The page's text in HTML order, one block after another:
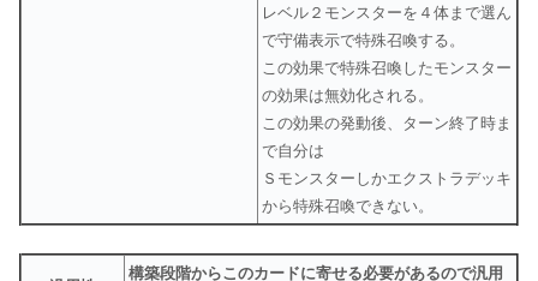
レベル２モンスターを４体まで選ん
で守備表示で特殊召喚する。
この効果で特殊召喚したモンスター
の効果は無効化される。
この効果の発動後、ターン終了時ま
で自分は
Ｓモンスターしかエクストラデッキ
から特殊召喚できない。
構築段階からこのカードに寄せる必要があるので汎用